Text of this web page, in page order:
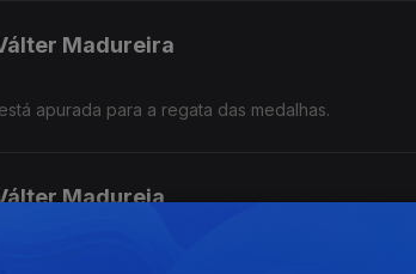
Madureira
apurada para a regata das medalhas.
Madureia
apurada para a regata das medalhas.